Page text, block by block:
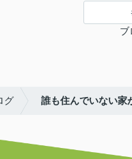
ブ
グ 誰も住んでいない家